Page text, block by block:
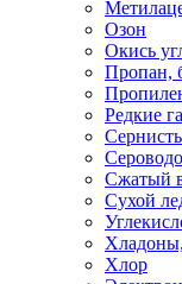
Озон
Окись
Пропан,
Редкие
Сжатый
Сухой
Хлор